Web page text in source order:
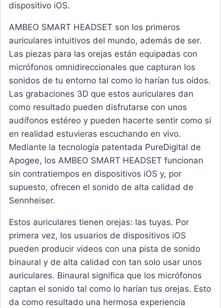
dispositivo iOS.
AMBEO SMART HEADSET son los primeros
auriculares intuitivos del mundo, además de ser.
Las piezas para las orejas están equipadas con
micrófonos omnidireccionales que capturan los
sonidos de tu entorno tal como lo harían tus oídos.
Las grabaciones 3D que estos auriculares dan
como resultado pueden disfrutarse con unos
audífonos estéreo y pueden hacerte sentir como si
en realidad estuvieras escuchando en vivo.
Mediante la tecnología patentada PureDigital de
Apogee, los AMBEO SMART HEADSET funcionan
sin contratiempos en dispositivos iOS y, por
supuesto, ofrecen el sonido de alta calidad de
Sennheiser.
Estos auriculares tienen orejas: las tuyas. Por
primera vez, los usuarios de dispositivos iOS
pueden producir videos con una pista de sonido
binaural y de alta calidad con tan solo usar unos
auriculares. Binaural significa que los micrófonos
captan el sonido tal como lo harían tus orejas. Esto
da como resultado una hermosa experiencia